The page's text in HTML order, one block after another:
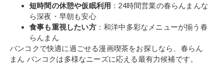
短時間の休憩や仮眠利用 ：24時間営業の春らんまんな
ら深夜・早朝も安心
食事も重視したい方：和洋中多彩なメニューが揃う春
らんまん
バンコクで快適に過ごせる漫画喫茶をお探しなら、春らん
まん バンコクは多様なニーズに応える最有力候補です。